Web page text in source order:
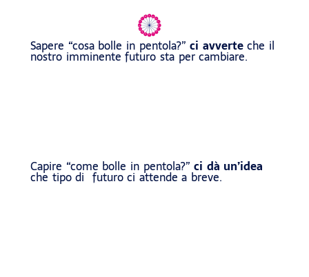
Sapere “cosa bolle in pentola?”ci avverteche il
nostro imminente futuro sta per cambiare.
Capire “come bolle in pentola?”ci dà un’idea
che tipo di futuro ci attende a breve.